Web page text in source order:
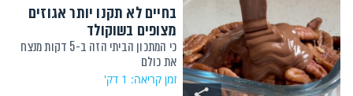
בחיים לא תקנו יותר אגוזים
מצופים בשוקולד
כי המתכון הביתי הזה ב-5 דקות מנצח
את כולם
זמן קריאה: 1 דק'